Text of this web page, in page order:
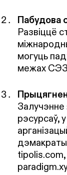
Пабудова
Развіццё
могуць
межах
Залучэнне
рэсурсаў,
tipolis.com,